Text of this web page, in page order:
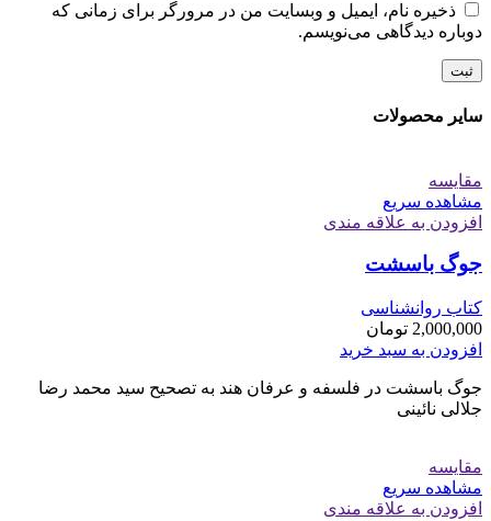
ذخیره نام، ایمیل و وبسایت من در مرورگر برای زمانی که
دوباره دیدگاهی می‌نویسم.
سایر محصولات
مقایسه
مشاهده سریع
افزودن به علاقه مندی
جوگ باسشت
کتاب روانشناسی
2,000,000 تومان
افزودن به سبد خرید
جوگ باسشت در فلسفه و عرفان هند به تصحیح سید محمد رضا
جلالی نائینی
مقایسه
مشاهده سریع
افزودن به علاقه مندی